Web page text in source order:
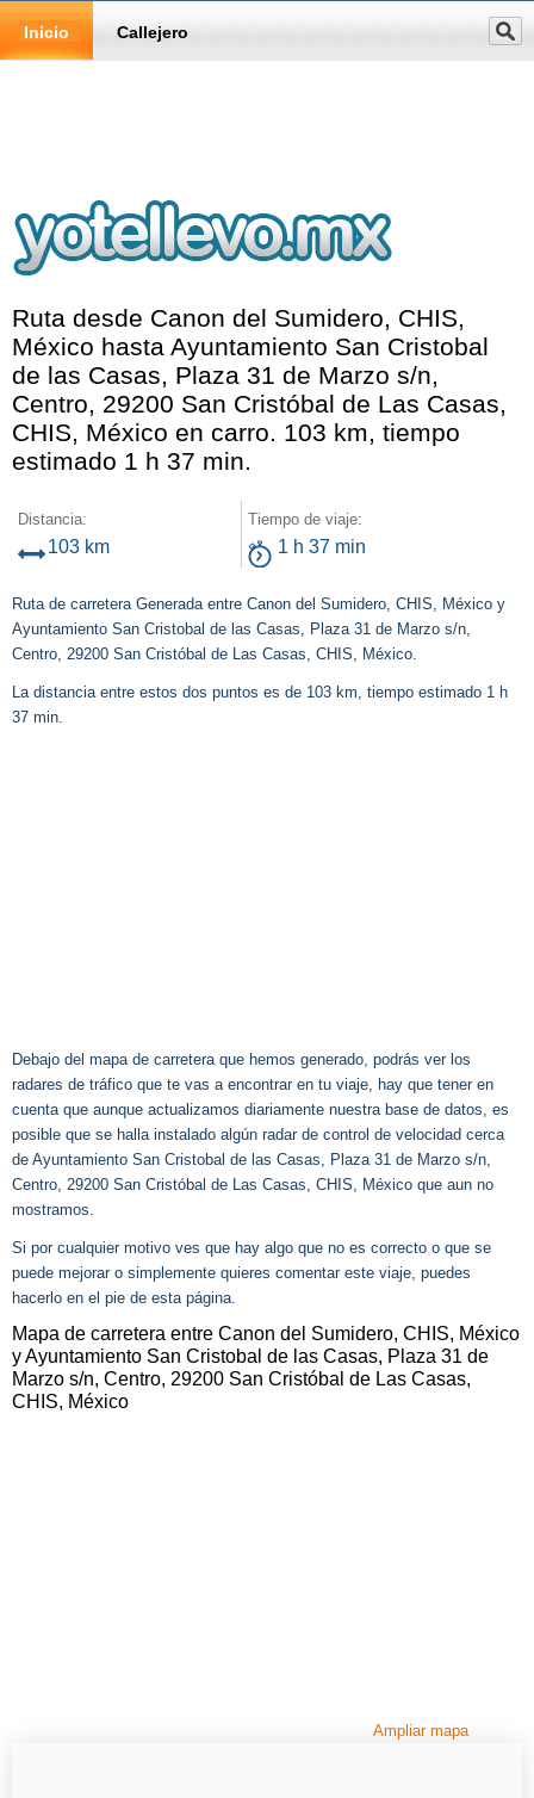
Inicio Callejero
Ruta desde Canon del Sumidero, CHIS,
México hasta Ayuntamiento San Cristobal
de las Casas, Plaza 31 de Marzo s/n,
Centro, 29200 San Cristóbal de Las Casas,
CHIS, México en carro. 103 km, tiempo
estimado 1 h 37 min.
Distancia:
103 km
Tiempo de viaje:
1 h 37 min
Ruta de carretera Generada entre Canon del Sumidero, CHIS, México y
Ayuntamiento San Cristobal de las Casas, Plaza 31 de Marzo s/n,
Centro, 29200 San Cristóbal de Las Casas, CHIS, México.
La distancia entre estos dos puntos es de 103 km, tiempo estimado 1 h
37 min.
Debajo del mapa de carretera que hemos generado, podrás ver los
radares de tráfico que te vas a encontrar en tu viaje, hay que tener en
cuenta que aunque actualizamos diariamente nuestra base de datos, es
posible que se halla instalado algún radar de control de velocidad cerca
de Ayuntamiento San Cristobal de las Casas, Plaza 31 de Marzo s/n,
Centro, 29200 San Cristóbal de Las Casas, CHIS, México que aun no
mostramos.
Si por cualquier motivo ves que hay algo que no es correcto o que se
puede mejorar o simplemente quieres comentar este viaje, puedes
hacerlo en el pie de esta página.
Mapa de carretera entre Canon del Sumidero, CHIS, México
y Ayuntamiento San Cristobal de las Casas, Plaza 31 de
Marzo s/n, Centro, 29200 San Cristóbal de Las Casas,
CHIS, México
Ampliar mapa